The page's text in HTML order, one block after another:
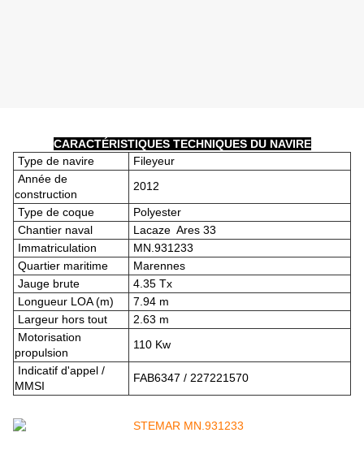
CARACTÉRISTIQUES TECHNIQUES DU NAVIRE
Type de navire
Fileyeur
Année de
construction
2012
Type de coque
Polyester
Chantier naval
Lacaze Ares 33
Immatriculation
MN.931233
Quartier maritime
Marennes
Jauge brute
4.35 Tx
Longueur LOA (m)
7.94 m
Largeur hors tout
2.63 m
Motorisation
propulsion
110 Kw
Indicatif d'appel /
MMSI
FAB6347 / 227221570